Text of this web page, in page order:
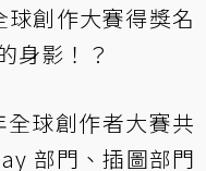
創作大賽得獎名
身影！？
全球創作者大賽共
部門、插圖部門